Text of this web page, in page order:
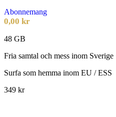
Abonnemang
0,00 kr
48 GB
Fria samtal och mess inom Sverige
Surfa som hemma inom EU / ESS
349 kr